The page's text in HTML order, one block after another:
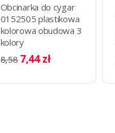
Obcinarka do cygar
0152505 plastikowa
kolorowa obudowa 3
kolory
8,58 7,44 zł